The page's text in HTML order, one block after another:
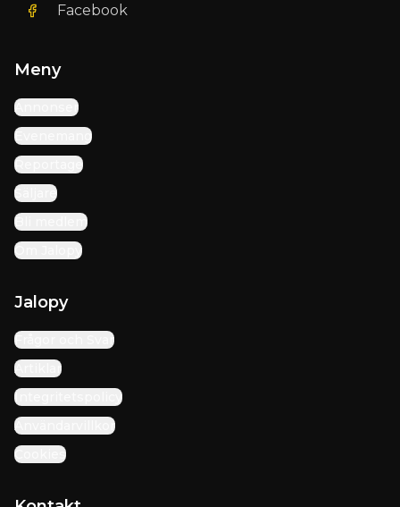
Facebook
Meny
Annonser
Evenemang
Reportage
Säljare
Bli medlem
Om Jalopy
Jalopy
Frågor och Svar
Artiklar
Integritetspolicy
Användarvillkor
Cookies